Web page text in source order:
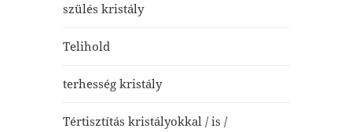
szülés kristály
Telihold
terhesség kristály
Tértisztítás kristályokkal / is /